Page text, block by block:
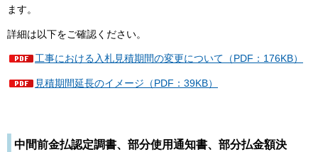
ます。
詳細は以下をご確認ください。
工事における入札見積期間の変更について（PDF：176KB）
見積期間延長のイメージ（PDF：39KB）
中間前金払認定調書、部分使用通知書、部分払金額決